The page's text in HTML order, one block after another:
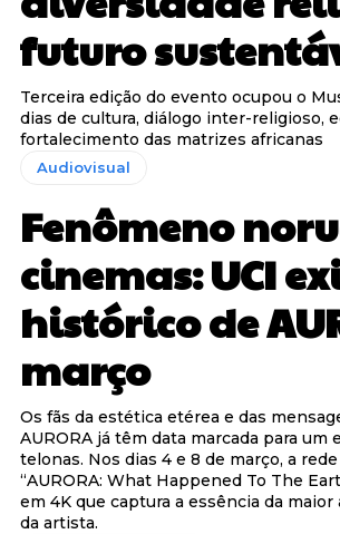
futuro
Terceira edição do evento ocupou o
dias de cultura, diálogo inter-religioso,
fortalecimento das matrizes africanas
Audiovisual
Fenômeno
cinemas: UCI
histórico de
março
Os fãs da estética etérea e das
AURORA já têm data marcada para
telonas. Nos dias 4 e 8 de março, a
“AURORA: What Happened To The
em 4K que captura a essência da
da artista.